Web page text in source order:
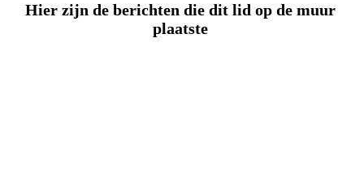
Hier zijn de berichten die dit lid op de muur
plaatste